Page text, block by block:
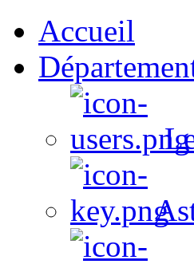
Accueil